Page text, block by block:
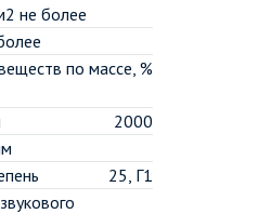
не более
по массе, %
2000
25, Г1